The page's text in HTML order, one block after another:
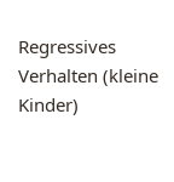
Regressives
Verhalten (kleine
Kinder)